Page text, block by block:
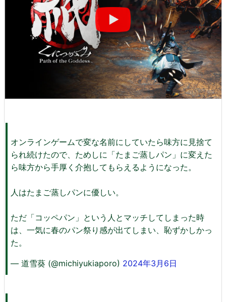
オンラインゲームで変な名前にしていたら味方に見捨て
られ続けたので、ためしに「たまご蒸しパン」に変えた
ら味方から手厚く介抱してもらえるようになった。
人はたまご蒸しパンに優しい。
ただ「コッペパン」という人とマッチしてしまった時
は、一気に春のパン祭り感が出てしまい、恥ずかしかっ
た。
— 道雪葵 (@michiyukiaporo) 2024年3月6日